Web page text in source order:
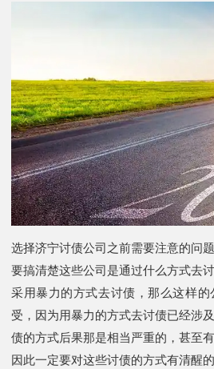
选择济宁讨债公司之前需要注意的问
要搞清楚这些公司是通过什么方式去
采用暴力的方式去讨债，那么这样
受，因为用暴力的方式去讨债已经涉
债的方式后果那是相当严重的，甚至
因此一定要对这些讨债的方式有清醒